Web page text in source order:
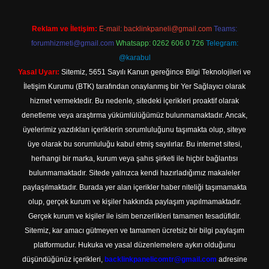
Reklam ve İletişim: E-mail: backlinkpaneli@gmail.com Teams:
forumhizmeti@gmail.com Whatsapp: 0262 606 0 726 Telegram:
@karabul
Yasal Uyarı: Sitemiz, 5651 Sayılı Kanun gereğince Bilgi Teknolojileri ve
İletişim Kurumu (BTK) tarafından onaylanmış bir Yer Sağlayıcı olarak
hizmet vermektedir. Bu nedenle, sitedeki içerikleri proaktif olarak
denetleme veya araştırma yükümlülüğümüz bulunmamaktadır. Ancak,
üyelerimiz yazdıkları içeriklerin sorumluluğunu taşımakta olup, siteye
üye olarak bu sorumluluğu kabul etmiş sayılırlar. Bu internet sitesi,
herhangi bir marka, kurum veya şahıs şirketi ile hiçbir bağlantısı
bulunmamaktadır. Sitede yalnızca kendi hazırladığımız makaleler
paylaşılmaktadır. Burada yer alan içerikler haber niteliği taşımamakta
olup, gerçek kurum ve kişiler hakkında paylaşım yapılmamaktadır.
Gerçek kurum ve kişiler ile isim benzerlikleri tamamen tesadüfidir.
Sitemiz, kar amacı gütmeyen ve tamamen ücretsiz bir bilgi paylaşım
platformudur. Hukuka ve yasal düzenlemelere aykırı olduğunu
düşündüğünüz içerikleri, backlinkpanelicomtr@gmail.com adresine